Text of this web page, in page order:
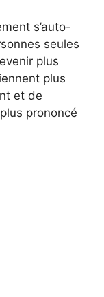
s’auto-
seules
plus
plus
et de
prononcé